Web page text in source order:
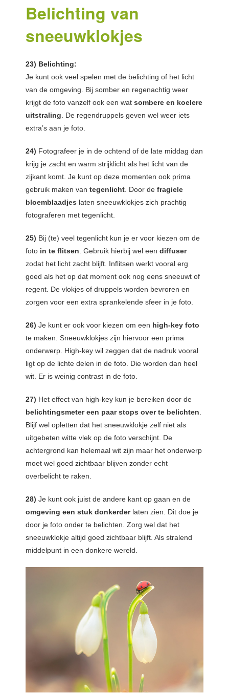
Belichting van
sneeuwklokjes
23) Belichting:
Je kunt ook veel spelen met de belichting of het licht
van de omgeving. Bij somber en regenachtig weer
krijgt de foto vanzelf ook een wat sombere en koelere
uitstraling . De regendruppels geven wel weer iets
extra’s aan je foto.
24) Fotografeer je in de ochtend of de late middag dan
krijg je zacht en warm strijklicht als het licht van de
zijkant komt. Je kunt op deze momenten ook prima
gebruik maken van tegenlicht . Door de fragiele
bloemblaadjes laten sneeuwklokjes zich prachtig
fotograferen met tegenlicht.
25) Bij (te) veel tegenlicht kun je er voor kiezen om de
foto in te flitsen . Gebruik hierbij wel een diffuser
zodat het licht zacht blijft. Inflitsen werkt vooral erg
goed als het op dat moment ook nog eens sneeuwt of
regent. De vlokjes of druppels worden bevroren en
zorgen voor een extra sprankelende sfeer in je foto.
26) Je kunt er ook voor kiezen om een high-key foto
te maken. Sneeuwklokjes zijn hiervoor een prima
onderwerp. High-key wil zeggen dat de nadruk vooral
ligt op de lichte delen in de foto. Die worden dan heel
wit. Er is weinig contrast in de foto.
27) Het effect van high-key kun je bereiken door de
belichtingsmeter een paar stops over te belichten
Blijf wel opletten dat het sneeuwklokje zelf niet als
uitgebeten witte vlek op de foto verschijnt. De
achtergrond kan helemaal wit zijn maar het onderwerp
moet wel goed zichtbaar blijven zonder echt
overbelicht te raken.
28) Je kunt ook juist de andere kant op gaan en de
omgeving een stuk donkerderlaten zien. Dit doe je
door je foto onder te belichten. Zorg wel dat het
sneeuwklokje altijd goed zichtbaar blijft. Als stralend
middelpunt in een donkere wereld.